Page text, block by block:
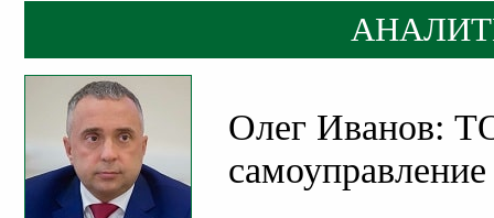
Олег Иванов:
самоуправление